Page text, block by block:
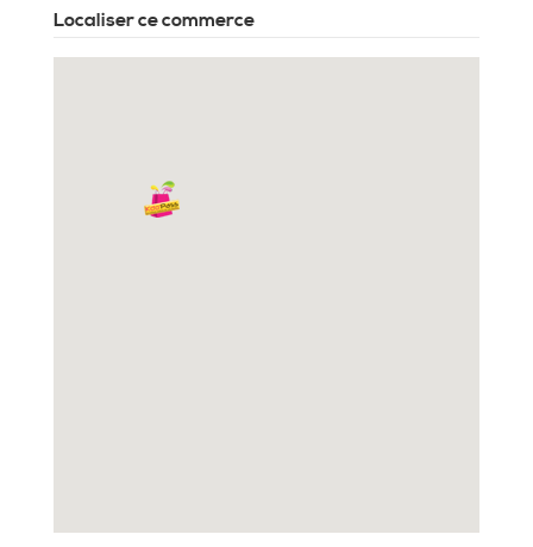
Localiser ce commerce